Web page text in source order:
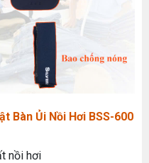
Bàn Ủi Nồi Hơi BSS-600
nồi hơi